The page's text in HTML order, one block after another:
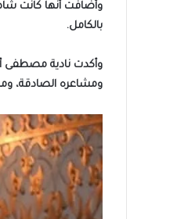
وأضافت أنها كانت
بالكامل.
وأكدت نادية مصطفى
ومشاعره الصادقة،